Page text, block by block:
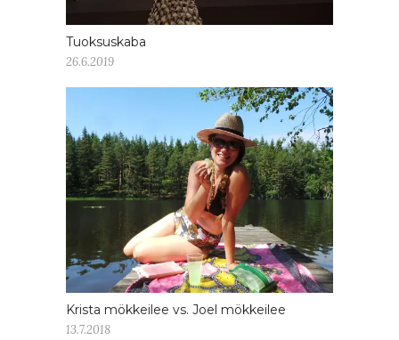
Tuoksuskaba
26.6.2019
Krista mökkeilee vs. Joel mökkeilee
13.7.2018